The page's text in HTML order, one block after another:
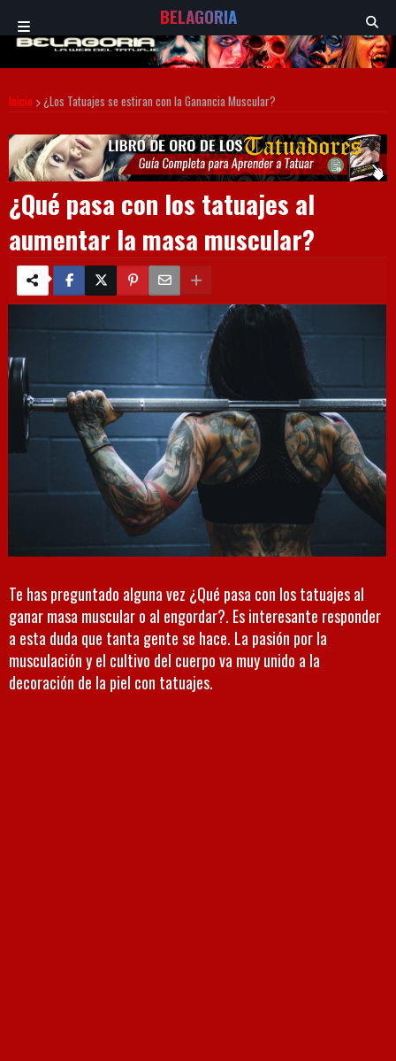
BELAGORIA
Inicio ¿Los Tatuajes se estiran con la Ganancia Muscular?
¿Qué pasa con los tatuajes al
aumentar la masa muscular?
Te has preguntado alguna vez ¿Qué pasa con los tatuajes al
ganar masa muscular o al engordar?. Es interesante responder
a esta duda que tanta gente se hace. La pasión por la
musculación y el cultivo del cuerpo va muy unido a la
decoración de la piel con tatuajes.